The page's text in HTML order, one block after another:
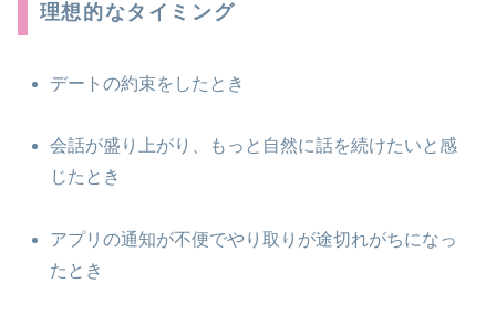
理想的なタイミング
デートの約束をしたとき
会話が盛り上がり、もっと自然に話を続けたいと感
じたとき
アプリの通知が不便でやり取りが途切れがちになっ
たとき